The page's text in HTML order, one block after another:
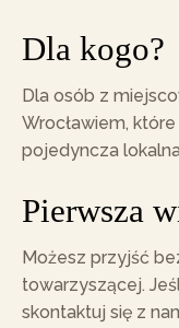
Dla kogo?
Dla osób z
Wrocławiem,
pojedyncza
Pierwsza
Możesz przyjść
towarzyszącej.
skontaktuj się z